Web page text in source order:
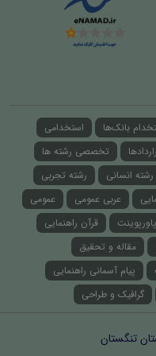
بانک‌ها
استخدامی
تخصصی رشته ها
رشته انسانی
رشته تجربی
عربی عمومی
عمومی
قرآن راهنمایی
مقاله و تحقیق
پیام آسمانی راهنمایی
گرافیک و طراحی
تنگستان